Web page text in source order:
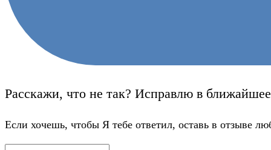
Расскажи, что не так? Исправлю в
Если хочешь, чтобы Я тебе ответил, оставь в отзыве